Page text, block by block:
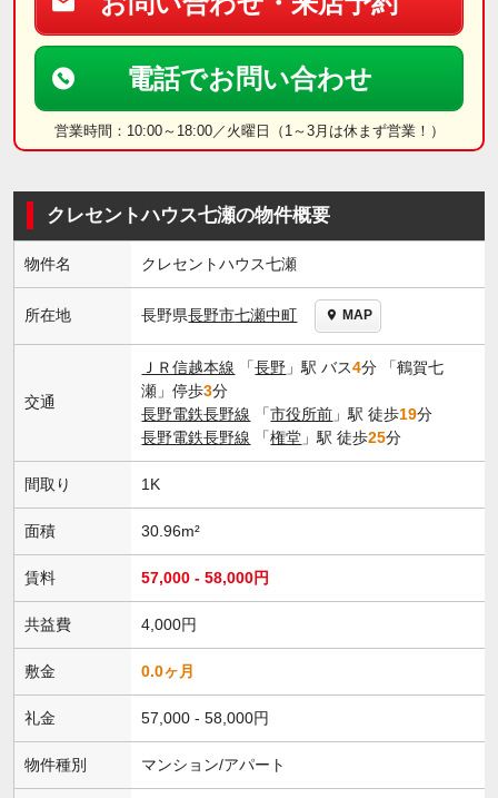
電話でお問い合わせ
営業時間：10:00～18:00／火曜日（1～3月は休まず営業！）
クレセントハウス七瀬の物件概要
物件名 クレセントハウス七瀬
所在地 長野県長野市七瀬中町 MAP
交通
ＪＲ信越本線 「長野 」駅 バス4分 「鶴賀七
瀬」停歩3分
長野電鉄長野線 「市役所前 」駅 徒歩19分
長野電鉄長野線 「権堂 」駅 徒歩25分
間取り 1K
面積 30.96m²
賃料 57,000 - 58,000円
共益費 4,000円
敷金 0.0ヶ月
礼金 57,000 - 58,000円
物件種別 マンション/アパート